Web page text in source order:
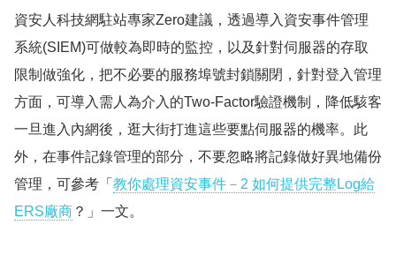
資安人科技網駐站專家Zero建議，透過導入資安事件管理
系統(SIEM)可做較為即時的監控，以及針對伺服器的存取
限制做強化，把不必要的服務埠號封鎖關閉，針對登入管理
方面，可導入需人為介入的Two-Factor驗證機制，降低駭客
一旦進入內網後，逛大街打進這些要點伺服器的機率。此
外，在事件記錄管理的部分，不要忽略將記錄做好異地備份
管理，可參考「 教你處理資安事件－2 如何提供完整Log給
ERS廠商？」一文。